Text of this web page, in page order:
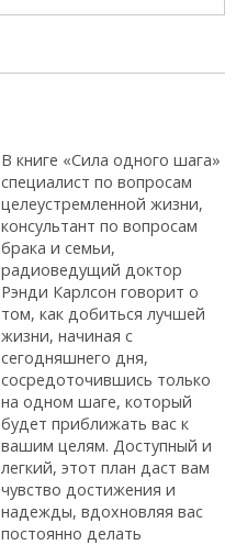
В книге «Сила одного шага»
специалист по вопросам
целеустремленной жизни,
консультант по вопросам
брака и семьи,
радиоведущий доктор
Рэнди Карлсон говорит о
том, как добиться лучшей
жизни, начиная с
сегодняшнего дня,
сосредоточившись только
на одном шаге, который
будет приближать вас к
вашим целям. Доступный и
легкий, этот план даст вам
чувство достижения и
надежды, вдохновляя вас
постоянно делать